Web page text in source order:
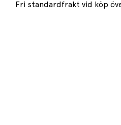
Fri standardfrakt vid köp